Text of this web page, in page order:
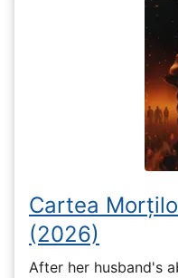
Cartea
(2026)
After her husband's